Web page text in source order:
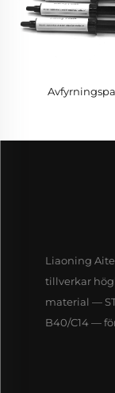
Liaoning
tillverkar
material —
B40/C14 —